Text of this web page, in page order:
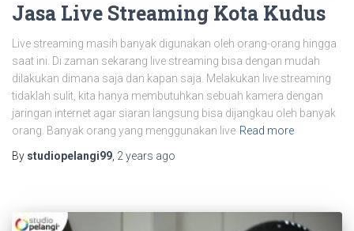
Jasa Live Streaming Kota Kudus
Live streaming masih banyak digunakan oleh orang-orang hingga
saat ini. Di zaman sekarang live streaming bisa dengan mudah
dilakukan dimana saja dan kapan saja. Melakukan live streaming
tidaklah sulit, kita hanya membutuhkan sebuah kamera dengan
jaringan internet agar siaran langsung bisa dijangkau oleh banyak
orang. Banyak orang yang menggunakan live Read more
By studiopelangi99, 2 years ago